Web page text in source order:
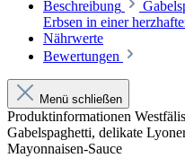
Beschreibung
Erbsen in einer
Nährwerte
Bewertungen
Menü schließen
Produktinformationen
Gabelspaghetti, delikate
Mayonnaisen-Sauce